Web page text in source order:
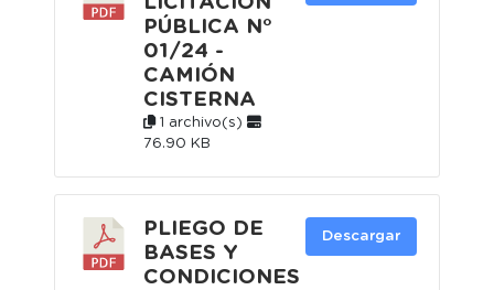
PÚBLICA N°
01/24 -
CAMIÓN
CISTERNA
1 archivo(s)
76.90 KB
PLIEGO DE
BASES Y
CONDICIONES
Descargar